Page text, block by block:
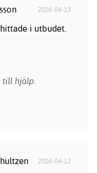
2026-04-13
i utbudet.
till hjälp.
2026-04-12